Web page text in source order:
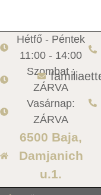
Hétfő - Péntek
11:00 - 14:00
Szombat :
ZÁRVA
Vasárnap:
ZÁRVA
6500 Baja,
Damjanich
u.1.